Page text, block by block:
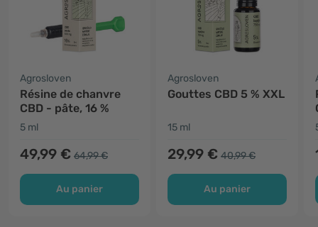
Agrosloven
Résine de chanvre
CBD - pâte, 16 %
5 ml
49,99 € 64,99 €
Au panier
Agrosloven
Gouttes CBD 5 % XXL
15 ml
29,99 € 40,99 €
Au panier